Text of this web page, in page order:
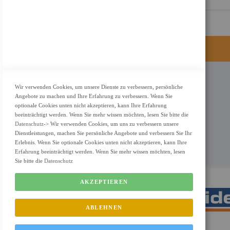
KONTAKT
Adresse: Zimbelstrasse 26/13127 Berlin
Berlin, Deutschland
Email: info@f-m-shop.de
Wir verwenden Cookies, um unsere Dienste zu verbessern, persönliche
Angebote zu machen und Ihre Erfahrung zu verbessern. Wenn Sie
optionale Cookies unten nicht akzeptieren, kann Ihre Erfahrung
beeinträchtigt werden. Wenn Sie mehr wissen möchten, lesen Sie bitte die
Datenschutz-> Wir verwenden Cookies, um uns zu verbessern unsere
Dienstleistungen, machen Sie persönliche Angebote und verbessern Sie Ihr
Erlebnis. Wenn Sie optionale Cookies unten nicht akzeptieren, kann Ihre
Erfahrung beeinträchtigt werden. Wenn Sie mehr wissen möchten, lesen
Sie bitte die Datenschutz
AKZEPTIEREN
ABLEHNEN